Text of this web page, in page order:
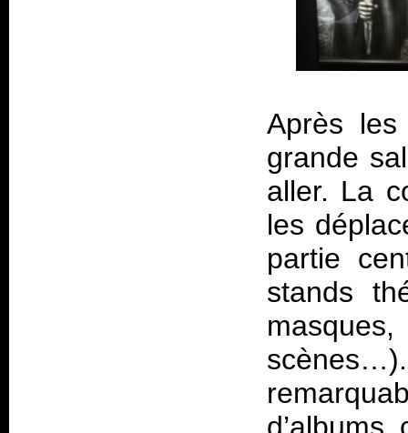
Après
grande
aller. La
les
partie
stands